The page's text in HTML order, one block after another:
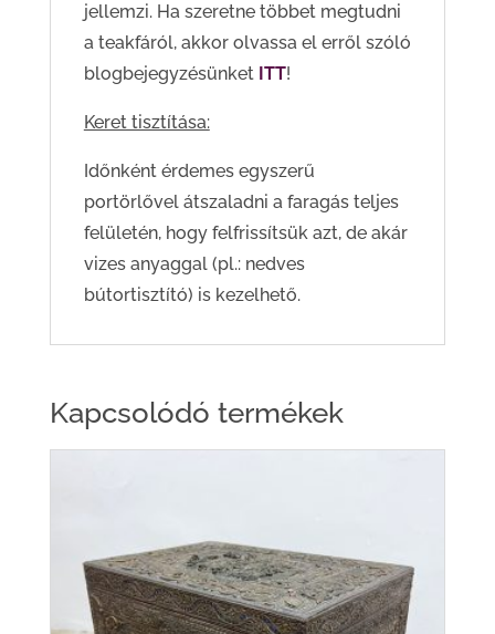
jellemzi. Ha szeretne többet megtudni
a teakfáról, akkor olvassa el erről szóló
blogbejegyzésünket ITT!
Keret tisztítása:
Időnként érdemes egyszerű
portörlővel átszaladni a faragás teljes
felületén, hogy felfrissítsük azt, de akár
vizes anyaggal (pl.: nedves
bútortisztító) is kezelhető.
Kapcsolódó termékek